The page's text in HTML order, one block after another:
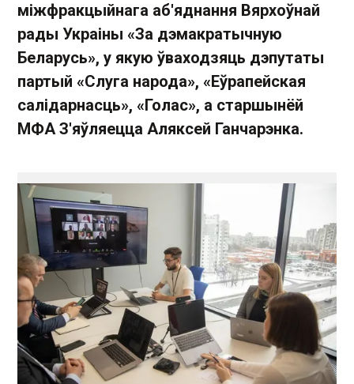
міжфракцыйнага аб'яднання Вярхоўнай
рады Украіны «За дэмакратычную
Беларусь», у якую ўваходзяць дэпутаты
партый «Слуга народа», «Еўрапейская
салідарнасць», «Голас», а старшынёй
МФА З'яўляецца Аляксей Ганчарэнка.